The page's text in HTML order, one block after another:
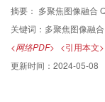
摘要： 多聚焦图像融合
关键词： 多聚焦图像融
<网络PDF> <引用本文>
更新时间： 2024-05-08